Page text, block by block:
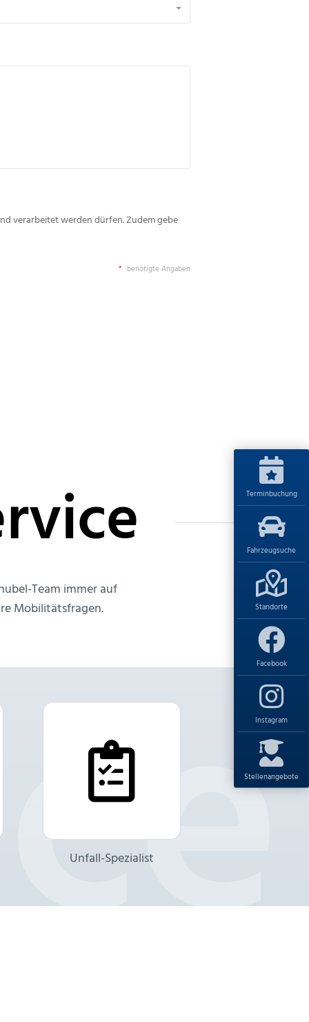
Terminbuchung
Fahrzeugsuche
Standorte
Facebook
Instagram
Stellenangebote
verarbeitet werden dürfen. Zudem gebe
* benötigte Angaben
Team immer auf
Mobilitätsfragen.
Unfall-Spezialist